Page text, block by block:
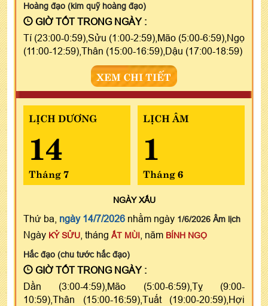
Hoàng đạo (kim quỹ hoàng đạo)
GIỜ TỐT TRONG NGÀY :
Tí (23:00-0:59),Sửu (1:00-2:59),Mão (5:00-6:59),Ngọ
(11:00-12:59),Thân (15:00-16:59),Dậu (17:00-18:59)
XEM CHI TIẾT
LỊCH DƯƠNG
14
Tháng 7
LỊCH ÂM
1
Tháng 6
NGÀYXẤU
Thứ ba, ngày 14/7/2026 nhằm ngày 1/6/2026 Âm lịch
Ngày KỶ SỬU , tháng ẤT MÙI , năm BÍNH NGỌ
Hắc đạo (chu tước hắc đạo)
GIỜ TỐT TRONG NGÀY :
Dần (3:00-4:59),Mão (5:00-6:59),Tỵ (9:00-
10:59),Thân (15:00-16:59),Tuất (19:00-20:59),Hợi